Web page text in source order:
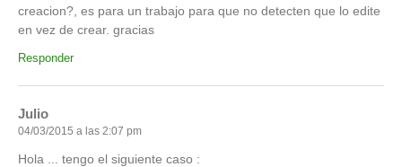
creacion?, es para un trabajo para que no detecten que lo edite
en vez de crear. gracias
Responder
Julio
04/03/2015 a las 2:07 pm
Hola ... tengo el siguiente caso :